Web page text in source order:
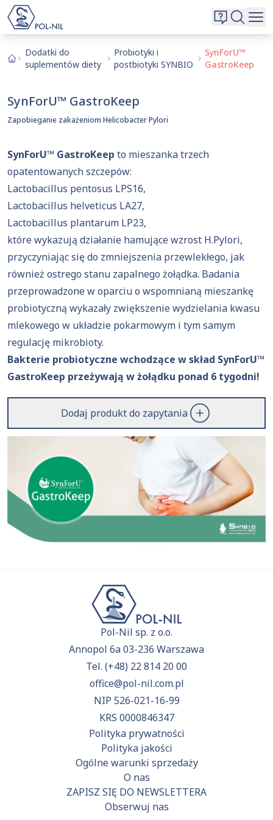
O nas
Kontakt
EN| PL
Dodatki do
suplementów diety
Probiotyki i
postbiotyki SYNBIO
SynForU™
GastroKeep
SynForU™ GastroKeep
Zapobieganie zakażeniom Helicobacter Pylori
SynForU™ GastroKeep to mieszanka trzech
opatentowanych szczepów:
Lactobacillus pentosus LPS16,
Lactobacillus helveticus LA27,
Lactobacillus plantarum LP23,
które wykazują działanie hamujące wzrost H.Pylori,
przyczyniając się do zmniejszenia przewlekłego, jak
również ostrego stanu zapalnego żołądka. Badania
przeprowadzone w oparciu o wspomnianą mieszankę
probiotyczną wykazały zwiększenie wydzielania kwasu
mlekowego w układzie pokarmowym i tym samym
regulację mikrobioty.
Bakterie probiotyczne wchodzące w skład SynForU™
GastroKeep przeżywają w żołądku ponad 6 tygodni!
Dodaj produkt do zapytania
Pol-Nil sp. z o.o.
Annopol 6a 03-236 Warszawa
Tel. (+48) 22 814 20 00
office@pol-nil.com.pl
NIP 526-021-16-99
KRS 0000846347
Polityka prywatności
Polityka jakości
Ogólne warunki sprzedaży
O nas
ZAPISZ SIĘ DO NEWSLETTERA
Obserwuj nas
Wybrane surowce i substancje
Aktualnie niczego nie dodałeś do zapytania.
Przejdź doofertyi dodaj surowce, o których chcesz
Wyszukiwarka
Szukaj